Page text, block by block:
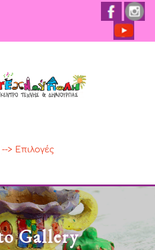
--> Επιλογές
Gallery